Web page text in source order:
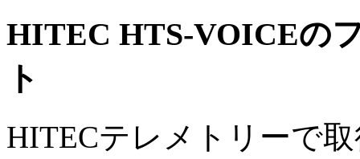
HITEC HTS-VOICEの
ト
HITECテレメトリーで